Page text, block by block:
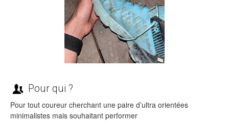
Pour qui ?
Pour tout coureur cherchant une paire d’ultra orientées
minimalistes mais souhaitant performer